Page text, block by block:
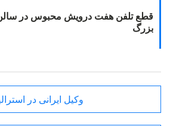
قطع تلفن هفت درویش محبوس در سالن
بزرگ
وکیل ایرانی در